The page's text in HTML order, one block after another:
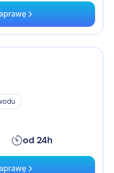
od 24h